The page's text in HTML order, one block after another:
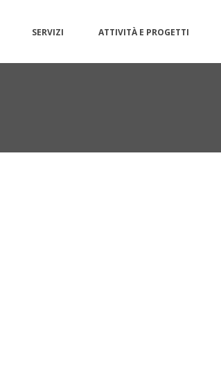
SERVIZI ATTIVITÀ E PROGETTI